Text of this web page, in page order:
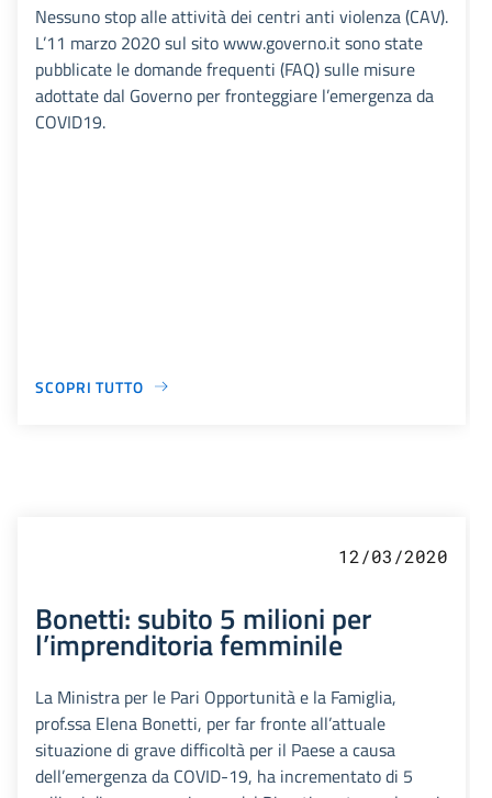
Nessuno stop alle attività dei centri anti violenza (CAV).
L’11 marzo 2020 sul sito www.governo.it sono state
pubblicate le domande frequenti (FAQ) sulle misure
adottate dal Governo per fronteggiare l’emergenza da
COVID19.
SCOPRI TUTTO
12/03/2020
Bonetti: subito 5 milioni per
l’imprenditoria femminile
La Ministra per le Pari Opportunità e la Famiglia,
prof.ssa Elena Bonetti, per far fronte all’attuale
situazione di grave difficoltà per il Paese a causa
dell’emergenza da COVID-19, ha incrementato di 5